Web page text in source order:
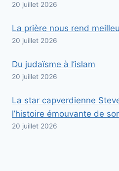
20 juillet 2026
La prière nous rend
20 juillet 2026
Du judaïsme à l’islam
20 juillet 2026
La star capverdienne
l’histoire émouvante de
20 juillet 2026